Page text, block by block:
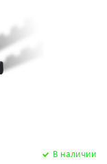
В наличии